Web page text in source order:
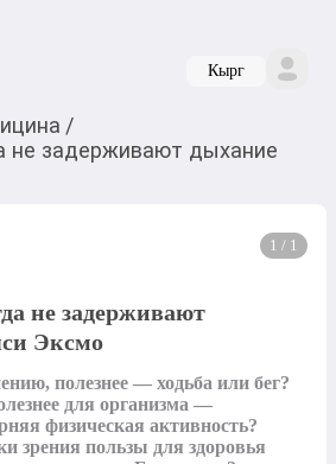
Кырг
/
не задерживают дыхание
1 / 1
не задерживают
Эксмо
полезнее — ходьба или бег?
для организма —
физическая активность?
зрения пользы для здоровья